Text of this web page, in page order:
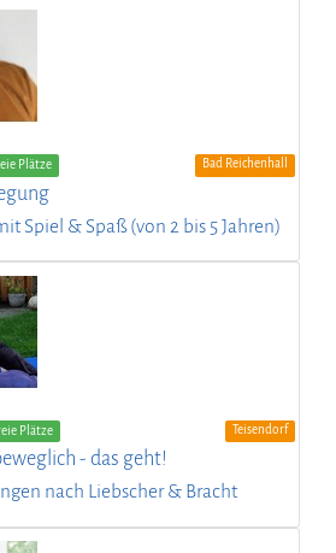
Plätze Bad Reichenhall
Spiel & Spaß (von 2 bis 5 Jahren)
Plätze Teisendorf
- das geht!
nach Liebscher & Bracht